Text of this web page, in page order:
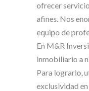
ofrecer
afines. Nos
equipo de
En M&R
inmobiliario a
Para lograrlo,
exclusividad